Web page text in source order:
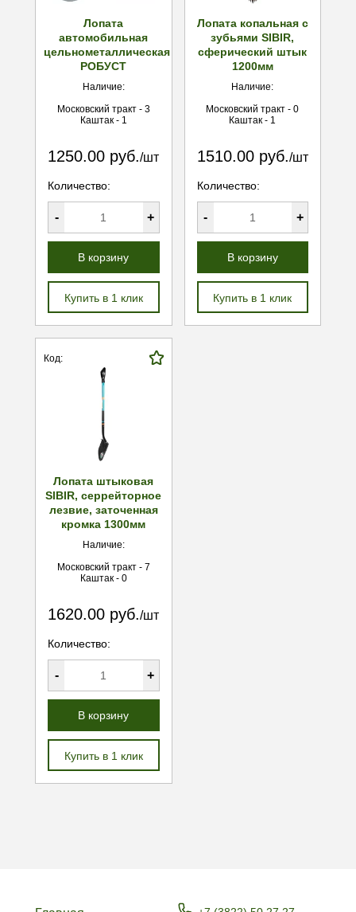
Лопата
автомобильная
цельнометаллическая
РОБУСТ
Наличие:
Московский тракт - 3
Каштак - 1
1250.00 руб./шт
Количество:
- +
В корзину
Купить в 1 клик
Лопата копальная с
зубьями SIBIR,
сферический штык
1200мм
Наличие:
Московский тракт - 0
Каштак - 1
1510.00 руб./шт
Количество:
- +
В корзину
Купить в 1 клик
Код:
Лопата штыковая
SIBIR, серрейторное
лезвие, заточенная
кромка 1300мм
Наличие:
Московский тракт - 7
Каштак - 0
1620.00 руб./шт
Количество:
- +
В корзину
Купить в 1 клик